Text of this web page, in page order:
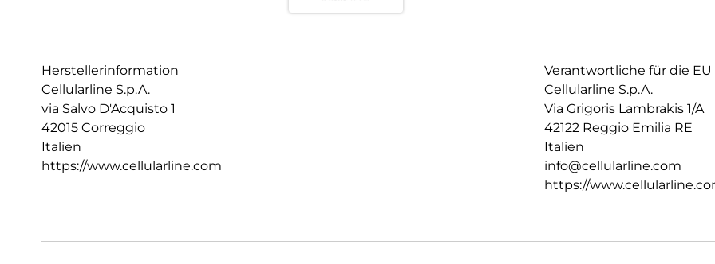
Herstellerinformation
Cellularline S.p.A.
via Salvo D'Acquisto 1
42015 Correggio
Italien
https://www.cellularline.com
Verantwortliche für die EU
Cellularline S.p.A.
Via Grigoris Lambrakis 1/A
42122 Reggio Emilia RE
Italien
info@cellularline.com
https://